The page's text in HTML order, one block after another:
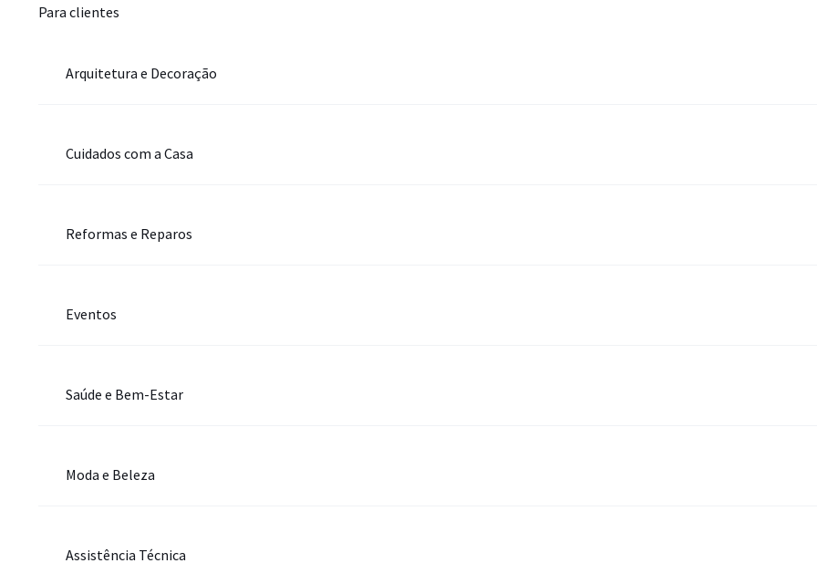
Para clientes
Arquitetura e Decoração
Cuidados com a Casa
Reformas e Reparos
Eventos
Saúde e Bem-Estar
Moda e Beleza
Assistência Técnica